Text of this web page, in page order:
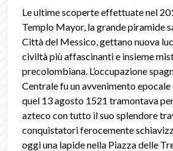
Le ultime scoperte effettuate nel
Templo Mayor, la grande piramide
Città del Messico, gettano nuova
civiltà più affascinanti e insieme
precolombiana. L’occupazione
Centrale fu un avvenimento
quel 13 agosto 1521 tramontava
azteco con tutto il suo splendore
conquistatori ferocemente
oggi una lapide nella Piazza delle